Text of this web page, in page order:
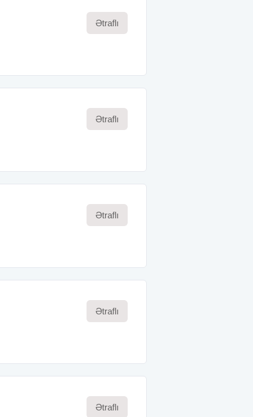
Ətraflı
Ətraflı
Ətraflı
Ətraflı
Ətraflı